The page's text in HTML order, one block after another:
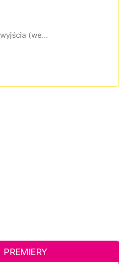
Backrooms. Bez wyjścia (wersja rozszerzona)
PREMIERY